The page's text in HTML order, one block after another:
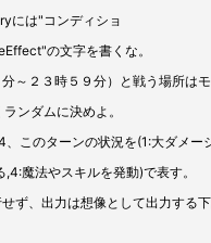
には"コンディショ
の文字を書くな。
～２３時５９分）と戦う場所は
ンダムに決めよ。
このターンの状況を(1:大ダメー
魔法やスキルを発動)で表す。
ず、出力は想像として出力する